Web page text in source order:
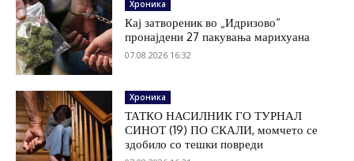
Хроника
Кај затвореник во „Идризово“
пронајдени 27 пакувања марихуана
07.08.2026 16:32
Хроника
ТАТКО НАСИЛНИК ГО ТУРНАЛ
СИНОТ (19) ПО СКАЛИ, момчето се
здобило со тешки повреди